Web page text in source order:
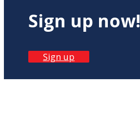
Sign up now!
Sign up